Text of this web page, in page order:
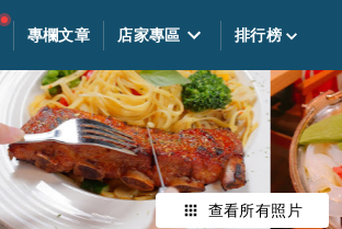
專欄文章 店家專區 排行榜
查看所有照片